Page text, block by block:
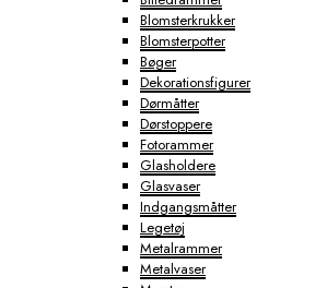
Blomsterkrukker
Blomsterpotter
Bøger
Dekorationsfigurer
Dørmåtter
Dørstoppere
Fotorammer
Glasholdere
Glasvaser
Indgangsmåtter
Legetøj
Metalrammer
Metalvaser